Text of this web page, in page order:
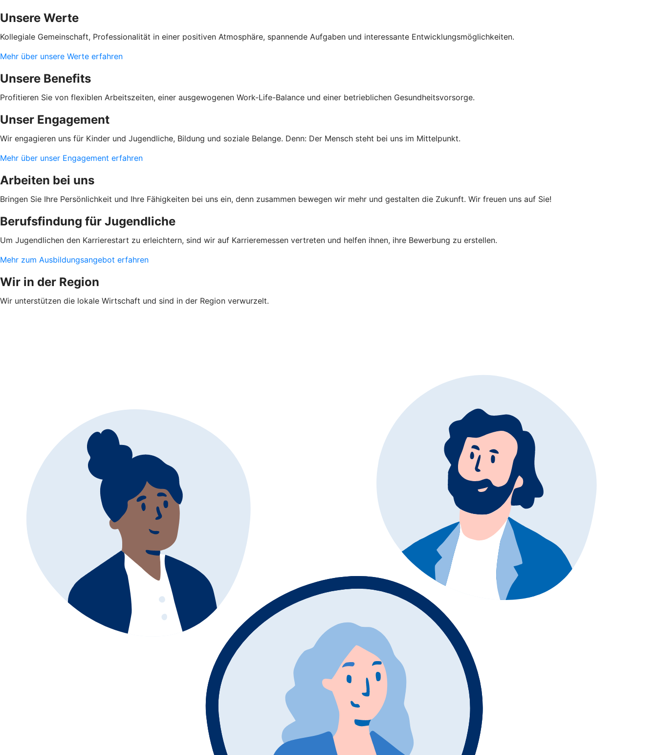
Unsere Werte
Kollegiale Gemeinschaft, Professionalität in einer positiven Atmosphäre, spannende Aufgaben und interessante Entwicklungsmöglichkeiten.
Mehr über unsere Werte erfahren
Unsere Benefits
Profitieren Sie von flexiblen Arbeitszeiten, einer ausgewogenen Work-Life-Balance und einer betrieblichen Gesundheitsvorsorge.
Unser Engagement
Wir engagieren uns für Kinder und Jugendliche, Bildung und soziale Belange. Denn: Der Mensch steht bei uns im Mittelpunkt.
Mehr über unser Engagement erfahren
Arbeiten bei uns
Bringen Sie Ihre Persönlichkeit und Ihre Fähigkeiten bei uns ein, denn zusammen bewegen wir mehr und gestalten die Zukunft. Wir freuen uns auf Sie!
Berufsfindung für Jugendliche
Um Jugendlichen den Karrierestart zu erleichtern, sind wir auf Karrieremessen vertreten und helfen ihnen, ihre Bewerbung zu erstellen.
Mehr zum Ausbildungsangebot erfahren
Wir in der Region
Wir unterstützen die lokale Wirtschaft und sind in der Region verwurzelt.